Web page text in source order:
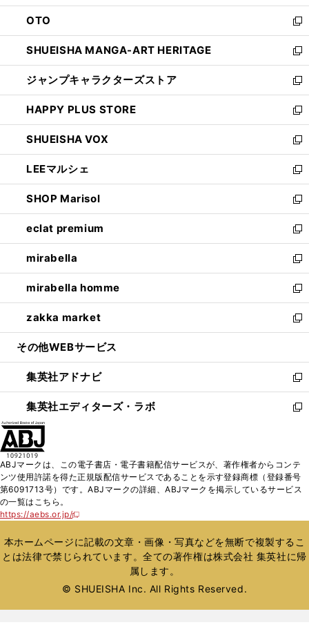
ウ
で
開
く
ン
ド
ウ
で
開
く
OTO
新
し
い
ウ
ィ
ン
ド
ウ
で
開
く
SHUEISHA MANGA-ART HERITAGE
新
し
い
ウ
ィ
ン
ド
ウ
で
開
く
ジャンプキャラクターズストア
新
し
い
ウ
ィ
ン
ド
ウ
で
開
く
HAPPY PLUS STORE
新
し
い
ウ
ィ
ン
ド
ウ
で
開
く
SHUEISHA VOX
新
し
い
ウ
ィ
ン
ド
ウ
で
開
く
LEEマルシェ
新
し
い
ウ
ィ
ン
ド
ウ
で
開
く
SHOP Marisol
新
し
い
ウ
ィ
ン
ド
ウ
で
開
eclat premium
新
し
い
ウ
ィ
ン
ド
ウ
開
く
mirabella
新
し
い
ウ
ィ
ン
ウ
で
開
く
mirabella homme
新
し
い
ウ
ン
ド
ウ
で
zakka market
新
し
ウ
ィ
ン
ド
く
その他WEBサービス
集英社アドナビ
新
し
い
ド
ウ
で
集英社エディターズ・ラボ
新
ィ
ン
ド
開
く
ABJマークは、この電子書店・電子書籍配信サービスが、著作権者からコンテ
ンツ使用許諾を得た正規版配信サービスであることを示す登録商標（登録番号
第6091713号）です。ABJマークの詳細、ABJマークを掲示しているサービス
の一覧はこちら。
https://aebs.or.jp/
新
い
ウ
ィ
ウ
本ホームページに記載の文章・画像・写真などを無断で複製するこ
とは法律で禁じられています。全ての著作権は株式会社 集英社に帰
属します。
© SHUEISHA Inc. All Rights Reserved.